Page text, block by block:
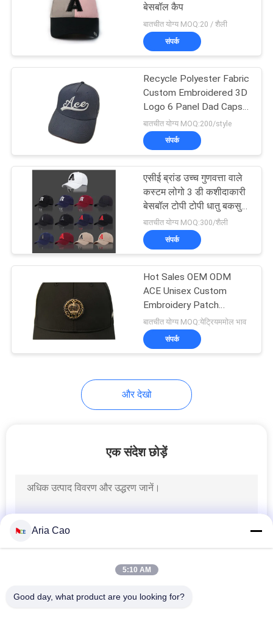
बेसबॉल कैप
बातचीत योग्य MOQ:20 / शैली
संपर्क
Recycle Polyester Fabric
Custom Embroidered 3D
Logo 6 Panel Dad Caps
High Quality Baseball
Caps For Men
बातचीत योग्य MOQ:200/style
संपर्क
एसीई ब्रांड उच्च गुणवत्ता वाले
कस्टम लोगो 3 डी कशीदाकारी
बेसबॉल टोपी टोपी धातु बकसुआ
के साथ
बातचीत योग्य MOQ:300/शैली
संपर्क
Hot Sales OEM ODM
ACE Unisex Custom
Embroidery Patch
Baseball Cap Custom
Patch Women Men Hat
Cap
बातचीत योग्य MOQ:येट्रियममोल भाव
संपर्क
और देखो
एक संदेश छोड़ें
Aria Cao
5:10 AM
Good day, what product are you looking for?